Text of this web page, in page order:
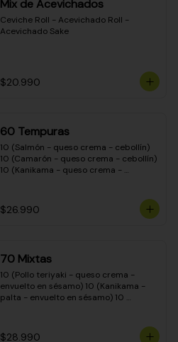
Mix de Acevichados
Ceviche Roll - Acevichado Roll -
Acevichado Sake
$20.990
60 Tempuras
10 (Salmón - queso crema - cebollín)
10 (Camarón - queso crema - cebollín)
10 (Kanikama - queso crema -
crema - cebollín) 10 (Carne - queso
crema - cebollín)
$26.990
70 Mixtas
10 (Pollo teriyaki - queso crema -
envuelto en sésamo) 10 (Kanikama -
palta - envuelto en sésamo) 10
- envuelto en queso crema) 10
$28.990